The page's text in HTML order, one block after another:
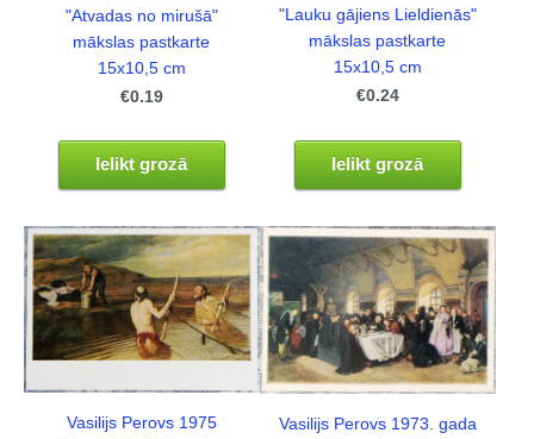
"Atvadas no mirušā"
mākslas pastkarte
15x10,5 cm
€0.19
Ielikt grozā
"Lauku gājiens Lieldienās"
mākslas pastkarte
15x10,5 cm
€0.24
Ielikt grozā
Vasilijs Perovs 1975
Vasilijs Perovs 1973. gada